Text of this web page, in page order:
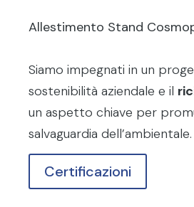
Allestimento Stand
Siamo impegnati in un
sostenibilità aziendale e il
un aspetto chiave per
salvaguardia dell’ambientale.
Certificazioni